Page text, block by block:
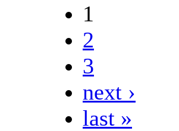
1
2
3
next ›
last »